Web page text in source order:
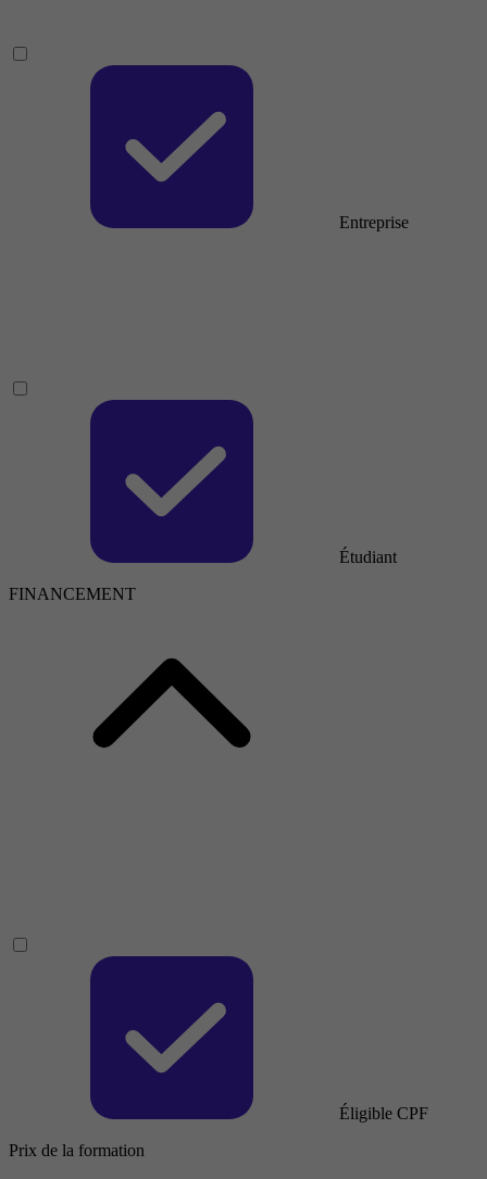
Entreprise
Étudiant
FINANCEMENT
Éligible CPF
Prix de la formation